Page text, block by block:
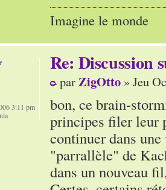
Imagine le monde
Re: Discussion
parZigOtto » Jeu
bon, ce brain-
principes filer leur
continuer dans
"parrallèle" de
dans un nouveau
3:11 pm